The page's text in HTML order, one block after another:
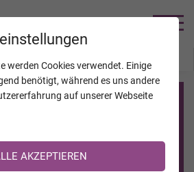
auf TrauerHilfe.it
auf TrauerHilfe.it registriert?
Registrierung <<
werden Cookies verwendet. Einige
benötigt, während es uns andere
auf unserer Webseite
AKZEPTIEREN
KALENDER VERSTORBENE